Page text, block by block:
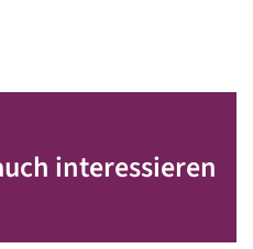
interessieren